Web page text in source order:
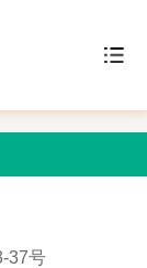
37号